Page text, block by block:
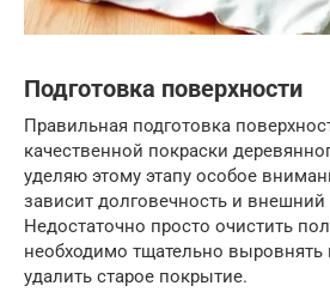
Подготовка поверхности
Правильная подготовка
качественной покраски
уделяю этому этапу особое
зависит долговечность и
Недостаточно просто очистить
необходимо тщательно выровнять
удалить старое покрытие.